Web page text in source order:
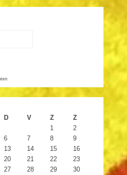
D V Z
Z
1
2
6 7 8
9
13 14 15
16
20 21 22
23
27 28 29
30